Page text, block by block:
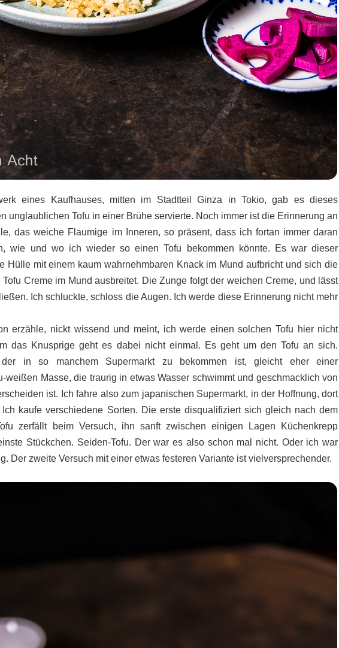
eines Kaufhauses, mitten im Stadtteil Ginza in Tokio, gab es dieses
unglaublichen Tofu in einer Brühe servierte. Noch immer ist die Erinnerung an
das weiche Flaumige im Inneren, so präsent, dass ich fortan immer daran
wie und wo ich wieder so einen Tofu bekommen könnte. Es war dieser
Hülle mit einem kaum wahrnehmbaren Knack im Mund aufbricht und sich die
Creme im Mund ausbreitet. Die Zunge folgt der weichen Creme, und lässt
Ich schluckte, schloss die Augen. Ich werde diese Erinnerung nicht mehr
erzähle, nickt wissend und meint, ich werde einen solchen Tofu hier nicht
das Knusprige geht es dabei nicht einmal. Es geht um den Tofu an sich.
in so manchem Supermarkt zu bekommen ist, gleicht eher einer
weißen Masse, die traurig in etwas Wasser schwimmt und geschmacklich von
ist. Ich fahre also zum japanischen Supermarkt, in der Hoffnung, dort
kaufe verschiedene Sorten. Die erste disqualifiziert sich gleich nach dem
zerfällt beim Versuch, ihn sanft zwischen einigen Lagen Küchenkrepp
Stückchen. Seiden-Tofu. Der war es also schon mal nicht. Oder ich war
Der zweite Versuch mit einer etwas festeren Variante ist vielversprechender.